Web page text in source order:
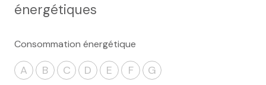
énergétiques
Consommation énergétique
A B C D E F G